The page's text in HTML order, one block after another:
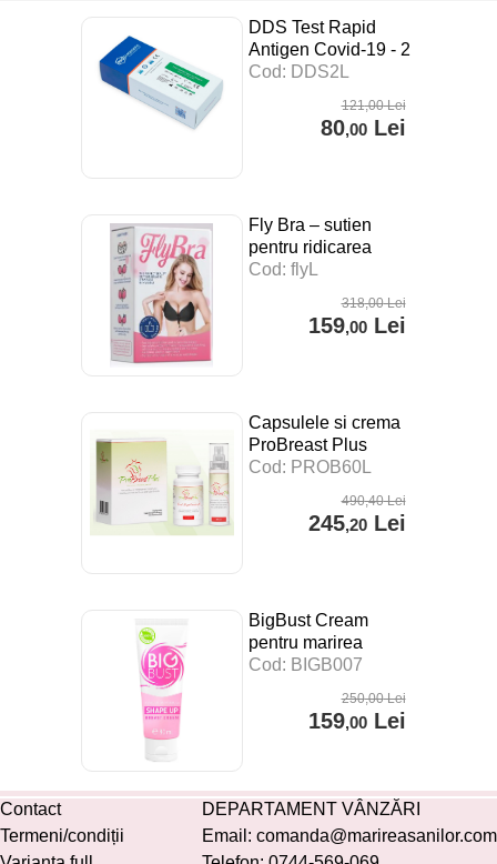
DDS Test Rapid
Antigen Covid-19 - 2
buc
Cod: DDS2L
121,00Lei
80,00Lei
Fly Bra – sutien
pentru ridicarea
sanilor
Cod: flyL
318,00Lei
159,00Lei
Capsulele si crema
ProBreast Plus
pentru marirea
Cod: PROB60L
490,40Lei
245,20Lei
BigBust Cream
pentru marirea
sanilor
Cod: BIGB007
250,00Lei
159,00Lei
Contact
Termeni/condiții
DEPARTAMENT VÂNZĂRI
Email: comanda@marireasanilor.com